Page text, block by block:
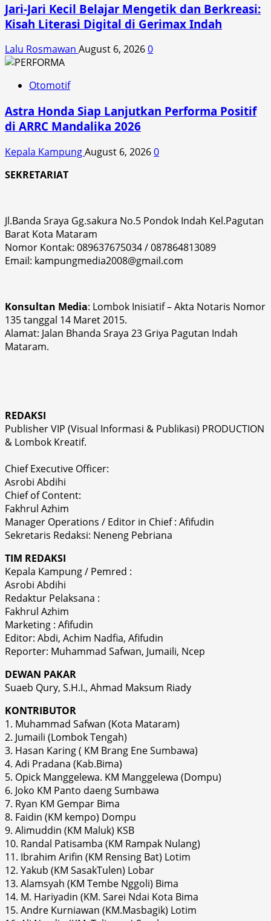
Jari-Jari Kecil Belajar Mengetik dan Berkreasi:
Kisah Literasi Digital di Gerimax Indah
Lalu Rosmawan August 6, 20260
Otomotif
Astra Honda Siap Lanjutkan Performa Positif
di ARRC Mandalika 2026
Kepala KampungAugust 6, 20260
SEKRETARIAT
Jl.Banda Sraya Gg.sakura No.5 Pondok Indah Kel.Pagutan
Barat Kota Mataram
Nomor Kontak: 089637675034 / 087864813089
Email: kampungmedia2008@gmail.com
Konsultan Media: Lombok Inisiatif – Akta Notaris Nomor
135 tanggal 14 Maret 2015.
Alamat: Jalan Bhanda Sraya 23 Griya Pagutan Indah
Mataram.
REDAKSI
Publisher VIP (Visual Informasi & Publikasi) PRODUCTION
& Lombok Kreatif.
Chief Executive Officer:
Asrobi Abdihi
Chief of Content:
Fakhrul Azhim
Manager Operations / Editor in Chief : Afifudin
Sekretaris Redaksi: Neneng Pebriana
TIM REDAKSI
Kepala Kampung / Pemred :
Asrobi Abdihi
Redaktur Pelaksana :
Fakhrul Azhim
Marketing : Afifudin
Editor: Abdi, Achim Nadfia, Afifudin
Reporter: Muhammad Safwan, Jumaili, Ncep
DEWAN PAKAR
Suaeb Qury, S.H.I., Ahmad Maksum Riady
KONTRIBUTOR
1. Muhammad Safwan (Kota Mataram)
2. Jumaili (Lombok Tengah)
3. Hasan Karing ( KM Brang Ene Sumbawa)
4. Adi Pradana (Kab.Bima)
5. Opick Manggelewa. KM Manggelewa (Dompu)
6. Joko KM Panto daeng Sumbawa
7. Ryan KM Gempar Bima
8. Faidin (KM kempo) Dompu
9. Alimuddin (KM Maluk) KSB
10. Randal Patisamba (KM Rampak Nulang)
11. Ibrahim Arifin (KM Rensing Bat) Lotim
12. Yakub (KM SasakTulen) Lobar
13. Alamsyah (KM Tembe Nggoli) Bima
14. M. Hariyadin (KM. Sarei Ndai Kota Bima
15. Andre Kurniawan (KM.Masbagik) Lotim